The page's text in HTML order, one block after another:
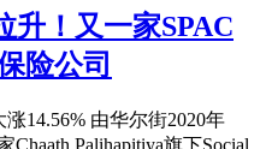
升！又一家SPAC
险公司
14.56% 由华尔街2020年